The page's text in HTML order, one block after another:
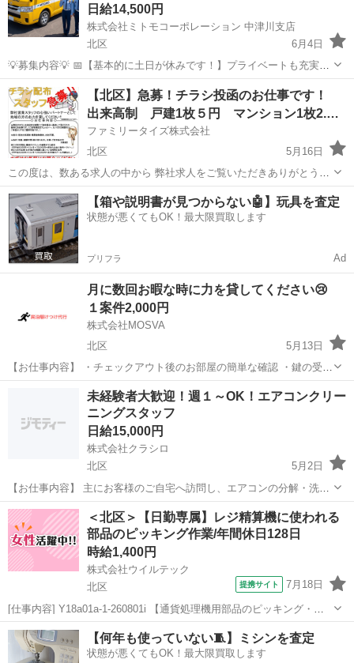
日給14,500円
株式会社ミトモコーポレーション 中津川支店
北区
6月4日
💡募集内容💡 📅【基本的に土日が休みです！】プライベートも充実の
車両誘導スタッフ！ 🗾全国から応募が可能！遠方からのご応募も大歓
迎！ 🚧愛知県常滑市で車両運転に特化した警備員募集！ 🏠寮完備で
即入寮OK 🔰未経験で...
東京 北区 その他
【北区】急募！チラシ投函のお仕事です！
出来高制 戸建1枚５円 マンション1枚2.５円
ファミリータイズ株式会社
北区
5月16日
この度は、数ある求人の中から 弊社求人をご覧いただきありがとうご
ざいます！ 今回皆様にお願いしたい業務は、指定地区への手紙投函の
お仕事です。 当社のチラシをお好きな時間に、ご自宅周辺に配布して
いただくだけの簡単なお仕事です...
東京 北区 その他 チラシ
【箱や説明書が見つからない🤖】玩具を査定
状態が悪くてもOK！最大限買取します
プリフラ Ad
月に数回お暇な時に力を貸してください😢
１案件2,000円
株式会社MOSVA
北区
5月13日
【お仕事内容】 ・チェックアウト後のお部屋の簡単な確認 ・鍵の受け
渡しやサポート ・忘れ物やちょっとした設備トラブルの確認対応 特別
なスキルは必要ありません。未経験の方でも安心して始められるお仕
事です。 【募集...
その他 近隣
未経験者大歓迎！週１～OK！エアコンクリー
ニングスタッフ
日給15,000円
株式会社クラシロ
北区
5月2日
【お仕事内容】 主にお客様のご自宅へ訪問し、エアコンの分解・洗浄
作業を行っていただきます！ 具体的な業務内容は以下の通りです。 ・
エアコンの動作確認 ・本体カバーやフィルターの取り外し ・専用機材
を使用...
東京 北区 その他 エアコンクリーニングスタッフ
＜北区＞【日勤専属】レジ精算機に使われる
部品のピッキング作業/年間休日128日
時給1,400円
株式会社ウイルテック
北区
提携サイト 7月18日
[仕事内容] Y18a01a-1-260801i 【通貨処理機用部品のピッキング・出
庫業務】 日々のやりがいと運動不足解消を体感できるお仕事です！ ・
指示書に従い、部品棚から必要な部品をピックアップし、出庫作業を
行います（...
東京 北区 仕分け
【何年も使っていない🧵】ミシンを査定
状態が悪くてもOK！最大限買取します